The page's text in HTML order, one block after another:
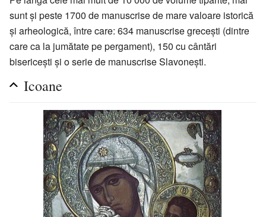
sunt și peste 1700 de manuscrise de mare valoare istorică
și arheologică, între care: 634 manuscrise grecești (dintre
care ca la jumătate pe pergament), 150 cu cântări
bisericești și o serie de manuscrise Slavonești.
Icoane